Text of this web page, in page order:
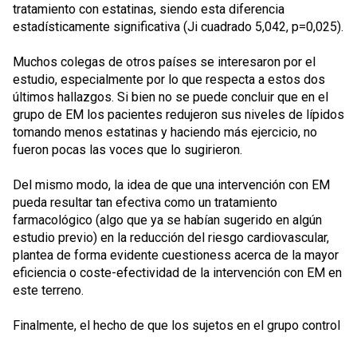
tratamiento con estatinas, siendo esta diferencia
estadísticamente significativa (Ji cuadrado 5,042, p=0,025).
Muchos colegas de otros países se interesaron por el
estudio, especialmente por lo que respecta a estos dos
últimos hallazgos. Si bien no se puede concluir que en el
grupo de EM los pacientes redujeron sus niveles de lípidos
tomando menos estatinas y haciendo más ejercicio, no
fueron pocas las voces que lo sugirieron.
Del mismo modo, la idea de que una intervención con EM
pueda resultar tan efectiva como un tratamiento
farmacológico (algo que ya se habían sugerido en algún
estudio previo) en la reducción del riesgo cardiovascular,
plantea de forma evidente cuestioness acerca de la mayor
eficiencia o coste-efectividad de la intervención con EM en
este terreno.
Finalmente, el hecho de que los sujetos en el grupo control